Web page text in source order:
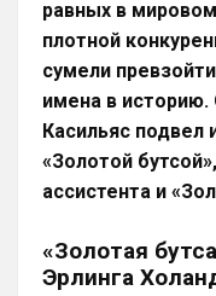
равных в
плотной
сумели
имена в
Касильяс подвел
«Золотой
ассистента и
«Золотая
Эрлинга